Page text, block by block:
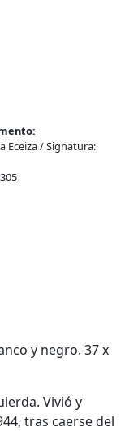
Eceiza / Signatura:
y negro. 37 x
Vivió y
tras caerse del